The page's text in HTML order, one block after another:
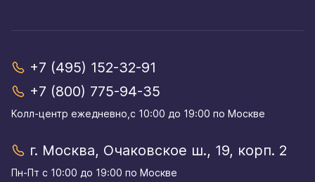
+7 (495) 152-32-91
+7 (800) 775-94-35
Колл-центр eжедневно,с 10:00 до 19:00 по Москве
г. Москва, Очаковское ш., 19, корп. 2
Пн-Пт с 10:00 до 19:00 по Москве